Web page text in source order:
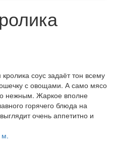
соус задаёт тон всему
с овощами. А само мясо
нежным. Жаркое вполне
горячего блюда на
очень аппетитно и
м.